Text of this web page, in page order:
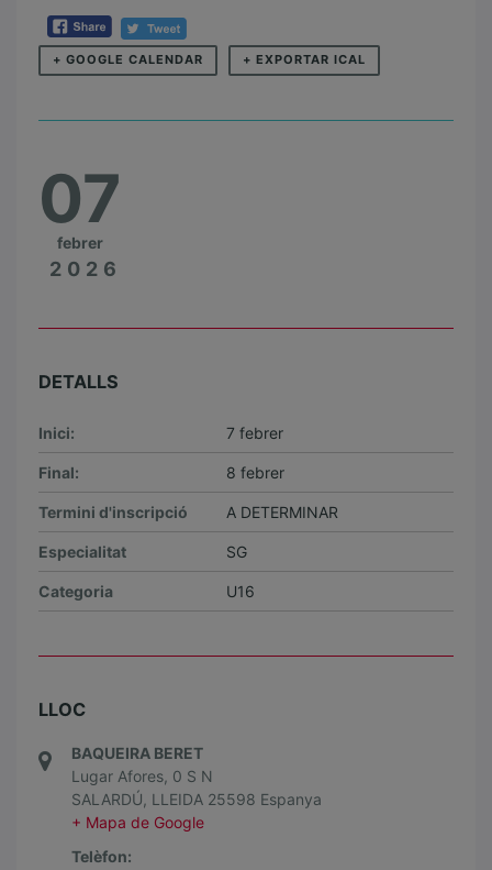
+ GOOGLE CALENDAR + EXPORTAR ICAL
07
febrer
2026
DETALLS
Inici: 7 febrer
Final: 8 febrer
Termini d'inscripció A DETERMINAR
Especialitat SG
Categoria U16
LLOC
BAQUEIRA BERET
Lugar Afores, 0 S N
SALARDÚ LLEIDA 25598 Espanya
+ Mapa de Google
Telèfon: